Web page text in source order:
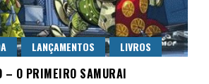
LANÇAMENTOS LIVROS
– O PRIMEIRO SAMURAI